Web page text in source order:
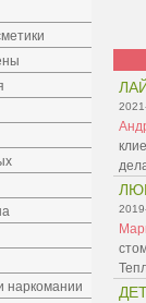
наркомании